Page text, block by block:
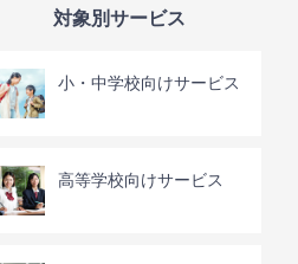
対象別サービス
小・中学校向けサービス
高等学校向けサービス